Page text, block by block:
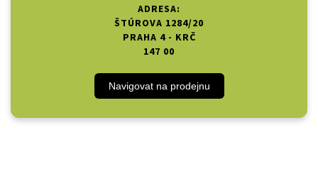
ADRESA:
ŠTÚROVA 1284/20
PRAHA 4 - KRČ
147 00
Navigovat na prodejnu